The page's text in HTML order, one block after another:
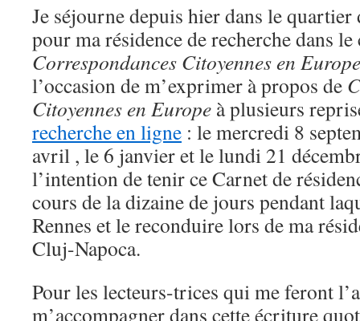
Je séjourne depuis hier dans le quartier
pour ma résidence de recherche dans
Correspondances Citoyennes en Europe
l’occasion de m’exprimer à propos de
Citoyennes en Europe à plusieurs
recherche en ligne : le mercredi 8
avril , le 6 janvier et le lundi 21
l’intention de tenir ce Carnet de
cours de la dizaine de jours pendant
Rennes et le reconduire lors de ma
Cluj-Napoca.
Pour les lecteurs-trices qui me feront
m’accompagner dans cette écriture